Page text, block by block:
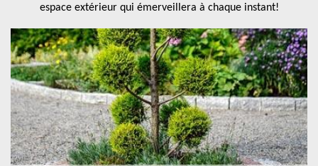
espace extérieur qui émerveillera à chaque instant!